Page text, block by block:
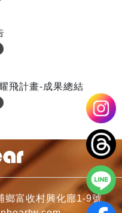
飛計畫-成果總結
鄉富收村興化廍1-9號